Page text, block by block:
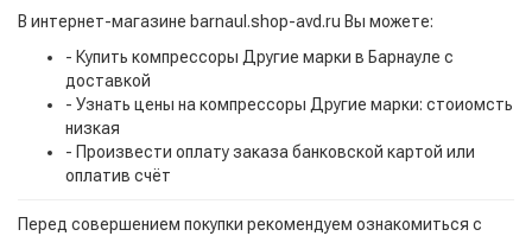
В интернет-магазине barnaul.shop-avd.ru Вы можете:
- Купить компрессоры Другие марки в Барнауле с
доставкой
- Узнать цены на компрессоры Другие марки: стоиомсть
низкая
- Произвести оплату заказа банковской картой или
оплатив счёт
Перед совершением покупки рекомендуем ознакомиться с